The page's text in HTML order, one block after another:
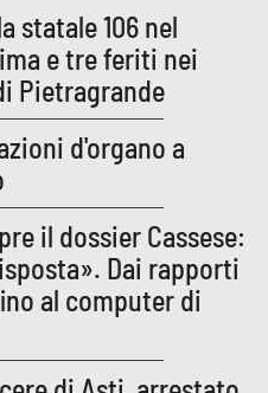
statale 106 nel
e tre feriti nei
Pietragrande
d'organo a
il dossier Cassese:
Dai rapporti
al computer di